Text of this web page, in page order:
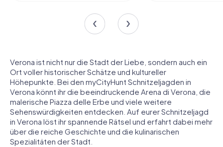
Verona ist nicht nur die Stadt der Liebe, sondern auch ein
Ort voller historischer Schätze und kultureller
Höhepunkte. Bei den myCityHunt Schnitzeljagden in
Verona könnt ihr die beeindruckende Arena di Verona, die
malerische Piazza delle Erbe und viele weitere
Sehenswürdigkeiten entdecken. Auf eurer Schnitzeljagd
in Verona löst ihr spannende Rätsel und erfahrt dabei mehr
über die reiche Geschichte und die kulinarischen
Spezialitäten der Stadt.